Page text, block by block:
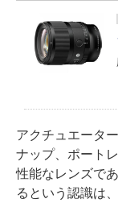
アクチュエータ
ナップ、ポート
性能なレンズで
るという認識は